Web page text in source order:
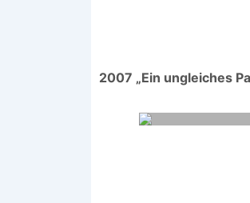
2007 „Ein ungleiches